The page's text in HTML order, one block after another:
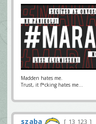
Madden hates me.
Trust, it f*cking hates me...
szaba
13 123